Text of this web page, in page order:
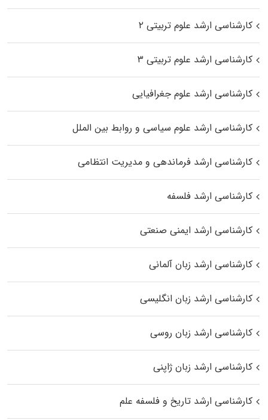
کارشناسی ارشد علوم تربیتی ۲
کارشناسی ارشد علوم تربیتی ۳
کارشناسی ارشد علوم جغرافیایی
کارشناسی ارشد علوم سیاسی و روابط بین الملل
کارشناسی ارشد فرماندهی و مدیریت انتظامی
کارشناسی ارشد فلسفه
کارشناسی ارشد ایمنی صنعتی
کارشناسی ارشد زبان آلمانی
کارشناسی ارشد زبان انگلیسی
کارشناسی ارشد زبان روسی
کارشناسی ارشد زبان ژاپنی
کارشناسی ارشد تاریخ و فلسفه علم